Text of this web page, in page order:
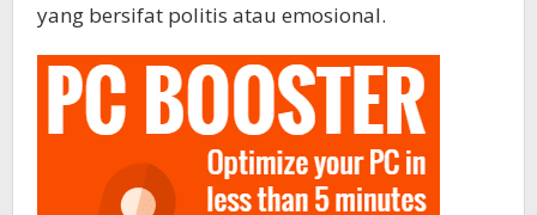
yang bersifat politis atau emosional.